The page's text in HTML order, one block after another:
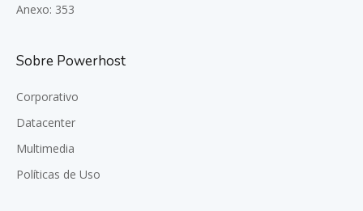
Anexo: 353
Sobre Powerhost
Corporativo
Datacenter
Multimedia
Políticas de Uso